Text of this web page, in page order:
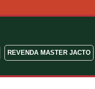
REVENDA MASTER JACTO